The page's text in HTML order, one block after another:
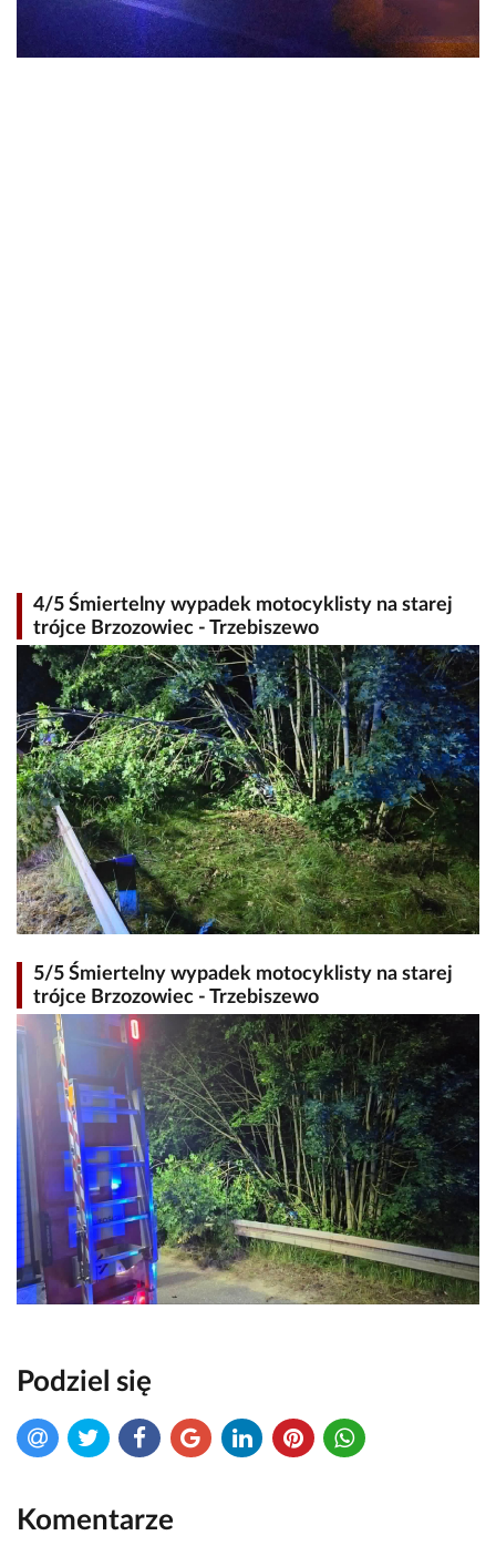
4/5 Śmiertelny wypadek motocyklisty na starej
trójce Brzozowiec - Trzebiszewo
5/5 Śmiertelny wypadek motocyklisty na starej
trójce Brzozowiec - Trzebiszewo
Podziel się
Komentarze